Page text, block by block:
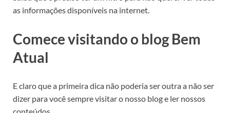
as informações disponíveis na internet.
Comece visitando o blog Bem
Atual
E claro que a primeira dica não poderia ser outra a não ser
dizer para você sempre visitar o nosso blog e ler nossos
conteúdos.